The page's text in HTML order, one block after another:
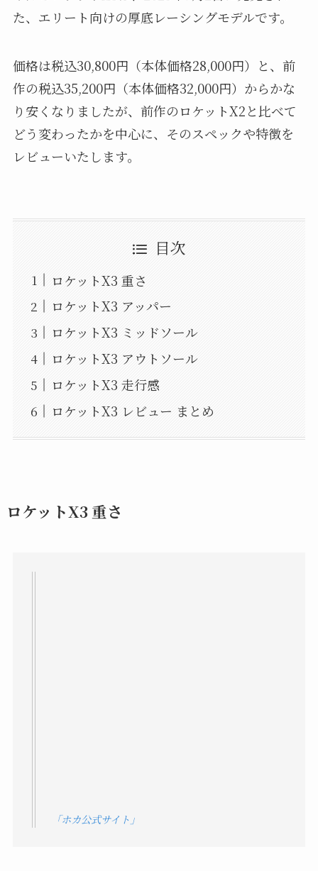
た、エリート向けの厚底レーシングモデルです。
価格は税込30,800円（本体価格28,000円）と、前
作の税込35,200円（本体価格32,000円）からかな
り安くなりましたが、前作のロケットX2と比べて
どう変わったかを中心に、そのスペックや特徴を
レビューいたします。
目次
ロケットX3 重さ
ロケットX3 アッパー
ロケットX3 ミッドソール
ロケットX3 アウトソール
ロケットX3 走行感
ロケットX3 レビュー まとめ
ロケットX3 重さ
「ホカ公式サイト」